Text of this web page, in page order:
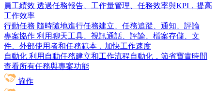
員工績效 透過任務報告、工作量管理、任務效率與KPI，提高
工作效率
行動任務 隨時隨地進行任務建立、任務追蹤、通知、評論
專案協作 利用聊天工具、視訊通話、評論、檔案存儲、文
件、外部使用者和任務範本，加快工作速度
自動化 利用自動任務建立和工作流程自動化，節省寶貴時間
查看所有任務與專案功能
協作